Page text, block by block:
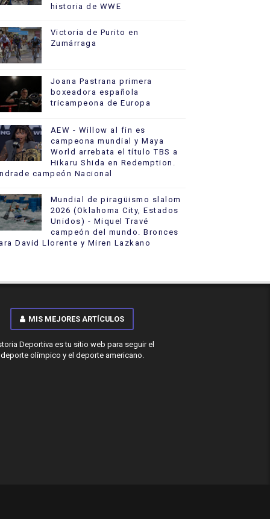
historia de WWE
Victoria de Purito en
Zumárraga
Joana Pastrana primera
boxeadora española
tricampeona de Europa
AEW - Willow al fin es
campeona mundial y Maya
World arrebata el título TBS a
Hikaru Shida en Redemption.
campeón Nacional
Mundial de piragüismo slalom
2026 (Oklahoma City, Estados
Unidos) - Miquel Travé
campeón del mundo. Bronces
David Llorente y Miren Lazkano
MIS MEJORES ARTÍCULOS
Deportiva es tu sitio web para seguir el
deporte olímpico y el deporte americano.